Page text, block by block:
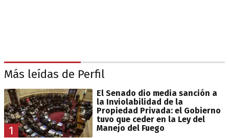
Más leídas de Perfil
1
El Senado dio media sanción a
la Inviolabilidad de la
Propiedad Privada: el Gobierno
tuvo que ceder en la Ley del
Manejo del Fuego